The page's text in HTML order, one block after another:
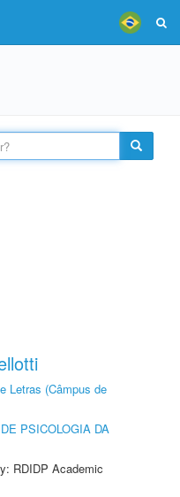
Letras (Câmpus de
PSICOLOGIA DA
RDIDP Academic